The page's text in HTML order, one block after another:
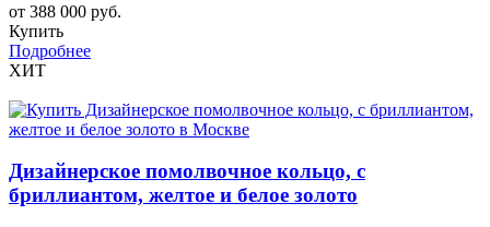
от 388 000 руб.
Купить
Подробнее
ХИТ
Дизайнерское помолвочное кольцо, с
бриллиантом, желтое и белое золото